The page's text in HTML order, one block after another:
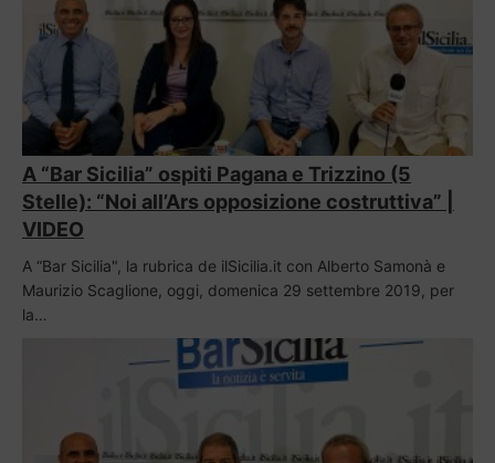
A “Bar Sicilia” ospiti Pagana e Trizzino (5
Stelle): “Noi all’Ars opposizione costruttiva” |
VIDEO
A “Bar Sicilia", la rubrica de ilSicilia.it con Alberto Samonà e
Maurizio Scaglione, oggi, domenica 29 settembre 2019, per
la…